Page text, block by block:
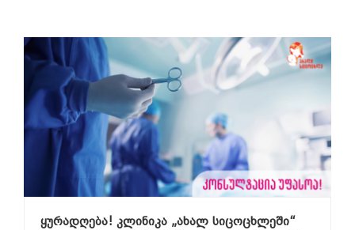
ყურადღება! კლინიკა „ახალ სიცოცხლეში“